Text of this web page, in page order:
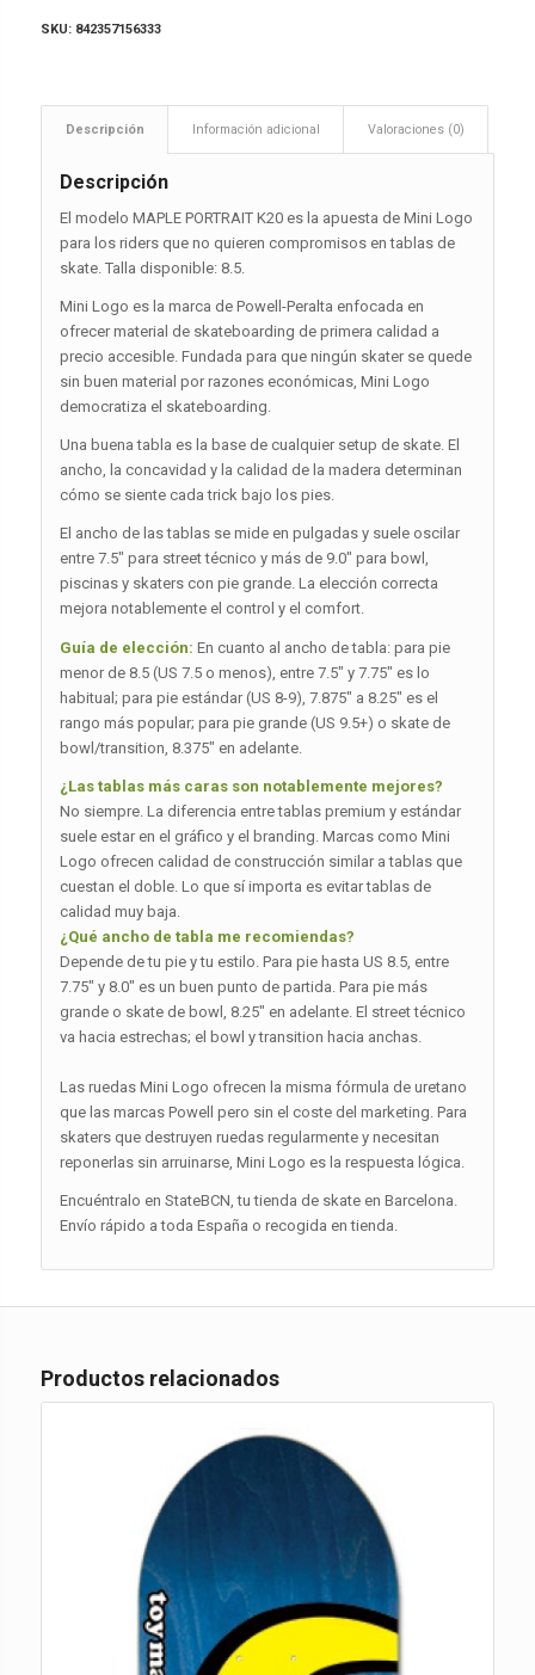
SKU: 842357156333
Descripción Información adicional Valoraciones (0)
Descripción
El modelo MAPLE PORTRAIT K20 es la apuesta de Mini Logo
para los riders que no quieren compromisos en tablas de
skate. Talla disponible: 8.5.
Mini Logo es la marca de Powell-Peralta enfocada en
ofrecer material de skateboarding de primera calidad a
precio accesible. Fundada para que ningún skater se quede
sin buen material por razones económicas, Mini Logo
democratiza el skateboarding.
Una buena tabla es la base de cualquier setup de skate. El
ancho, la concavidad y la calidad de la madera determinan
cómo se siente cada trick bajo los pies.
El ancho de las tablas se mide en pulgadas y suele oscilar
entre 7.5″ para street técnico y más de 9.0″ para bowl,
piscinas y skaters con pie grande. La elección correcta
mejora notablemente el control y el comfort.
Guía de elección: En cuanto al ancho de tabla: para pie
menor de 8.5 (US 7.5 o menos), entre 7.5″ y 7.75″ es lo
habitual; para pie estándar (US 8-9), 7.875″ a 8.25″ es el
rango más popular; para pie grande (US 9.5+) o skate de
bowl/transition, 8.375″ en adelante.
¿Las tablas más caras son notablemente mejores?
No siempre. La diferencia entre tablas premium y estándar
suele estar en el gráfico y el branding. Marcas como Mini
Logo ofrecen calidad de construcción similar a tablas que
cuestan el doble. Lo que sí importa es evitar tablas de
calidad muy baja.
¿Qué ancho de tabla me recomiendas?
Depende de tu pie y tu estilo. Para pie hasta US 8.5, entre
7.75″ y 8.0″ es un buen punto de partida. Para pie más
grande o skate de bowl, 8.25″ en adelante. El street técnico
va hacia estrechas; el bowl y transition hacia anchas.
Las ruedas Mini Logo ofrecen la misma fórmula de uretano
que las marcas Powell pero sin el coste del marketing. Para
skaters que destruyen ruedas regularmente y necesitan
reponerlas sin arruinarse, Mini Logo es la respuesta lógica.
Encuéntralo en StateBCN, tu tienda de skate en Barcelona.
Envío rápido a toda España o recogida en tienda.
Productos relacionados